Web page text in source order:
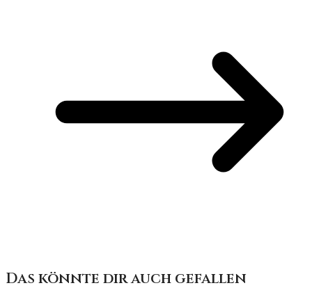
Das könnte dir auch gefallen